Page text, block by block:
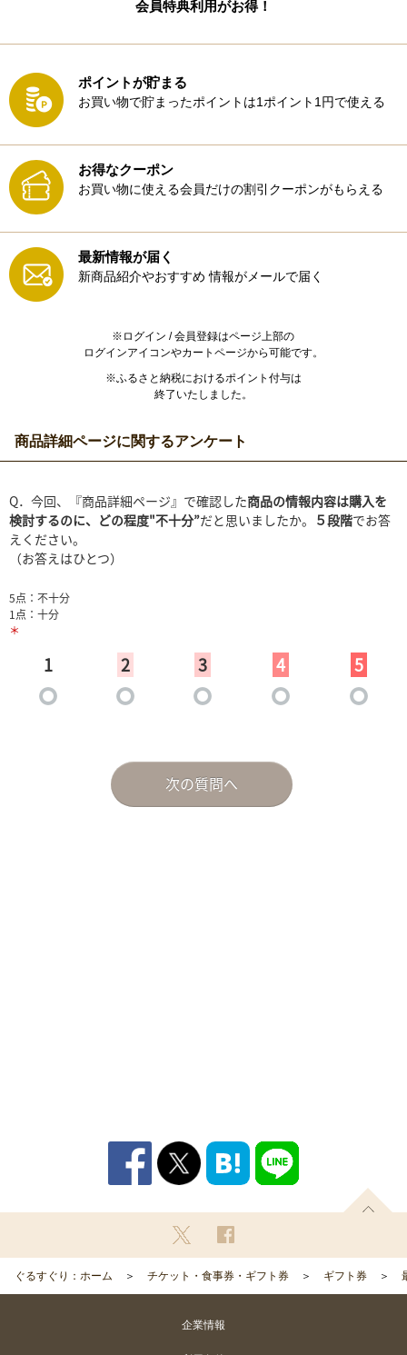
会員特典利用がお得！
ポイントが貯まる
お買い物で貯まったポイントは1ポイント1円で使える
お得なクーポン
お買い物に使える会員だけの割引クーポンがもらえる
最新情報が届く
新商品紹介やおすすめ 情報がメールで届く
※ログイン / 会員登録はページ上部の
ログインアイコンやカートページから可能です。
※ふるさと納税におけるポイント付与は
終了いたしました。
商品詳細ページに関するアンケート
ぐるすぐり：ホーム チケット・食事券・ギフト券 ギフト券
企業情報